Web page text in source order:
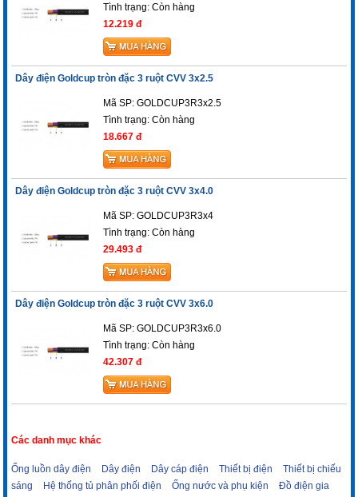
Tình trạng:Còn hàng
12.219 đ
Dây điện Goldcup tròn đặc 3 ruột CVV 3x2.5
Mã SP: GOLDCUP3R3x2.5
Tình trạng:Còn hàng
18.667 đ
Dây điện Goldcup tròn đặc 3 ruột CVV 3x4.0
Mã SP: GOLDCUP3R3x4
Tình trạng:Còn hàng
29.493 đ
Dây điện Goldcup tròn đặc 3 ruột CVV 3x6.0
Mã SP: GOLDCUP3R3x6.0
Tình trạng:Còn hàng
42.307 đ
Các danh mục khác
Ống luồn dây điện Dây điện Dây cáp điện Thiết bị điện
Thiết bị chiếu
sáng
Hệ thống tủ phân phối điện Ống nước và phụ kiện
Đồ điện gia